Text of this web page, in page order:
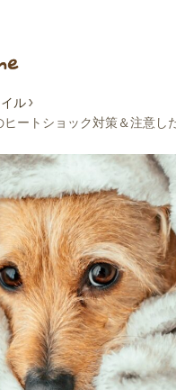
ル
ートショック対策＆注意し